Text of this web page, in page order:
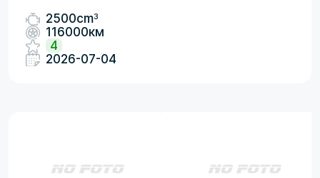
2500cm3
116000км
4
2026-07-04